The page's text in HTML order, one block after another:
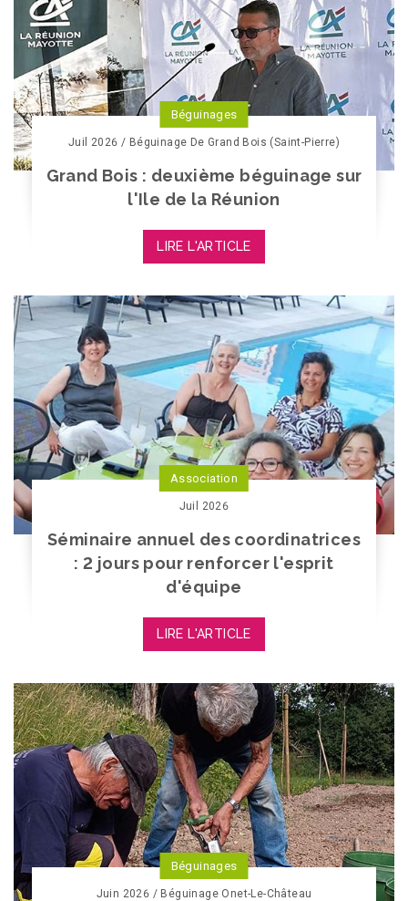
Béguinages
Juil 2026 / Béguinage De Grand Bois (Saint-Pierre)
Grand Bois : deuxième béguinage sur
l'Ile de la Réunion
LIRE L'ARTICLE
Association
Juil 2026
Séminaire annuel des coordinatrices
: 2 jours pour renforcer l'esprit
d'équipe
LIRE L'ARTICLE
Béguinages
Juin 2026 / Béguinage Onet-Le-Château